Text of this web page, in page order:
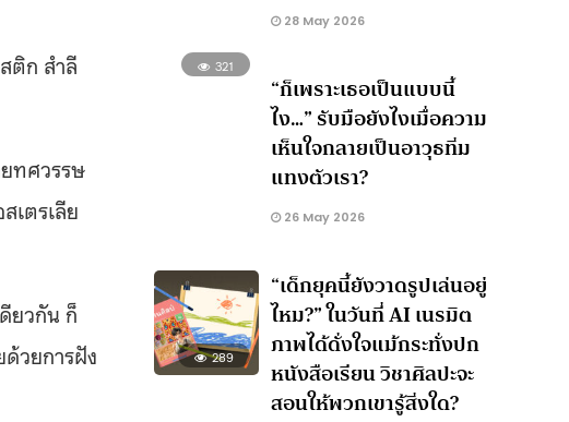
ติก สำลี
ทศวรรษ
เตรเลีย
ยวกัน ก็
วยการฝัง
28 May 2026
321
“ก็เพราะเธอเป็นแบบนี้
ไง…” รับมือยังไงเมื่อความ
เห็นใจกลายเป็นอาวุธทิ่ม
แทงตัวเรา?
26 May 2026
289
“เด็กยุคนี้ยังวาดรูปเล่นอยู่
ไหม?” ในวันที่ AI เนรมิต
ภาพได้ดั่งใจแม้กระทั่งปก
หนังสือเรียน วิชาศิลปะจะ
สอนให้พวกเขารู้สิ่งใด?